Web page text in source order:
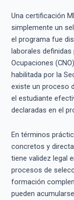
Una certificación
simplemente un
el programa fue
laborales definidas
Ocupaciones
habilitada por la
existe un proceso
el estudiante
declaradas en el
En términos
concretos y
tiene validez legal
procesos de
formación
pueden